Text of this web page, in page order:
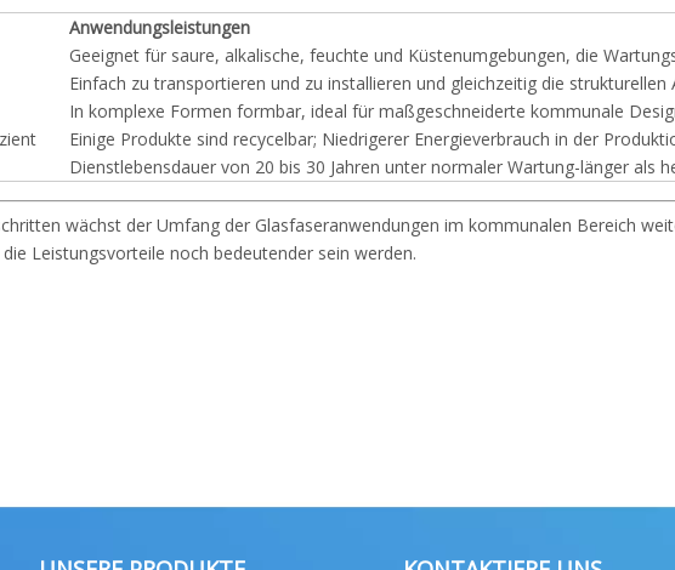
Anwendungsleistungen
Geeignet für saure, alkalische, feuchte und Küstenumgebungen, die
Einfach zu transportieren und zu installieren und gleichzeitig die strukturellen
In komplexe Formen formbar, ideal für maßgeschneiderte kommunale
Einige Produkte sind recycelbar; Niedrigerer Energieverbrauch in der
Dienstlebensdauer von 20 bis 30 Jahren unter normaler Wartung-länger als
wächst der Umfang der Glasfaseranwendungen im kommunalen Bereich
Leistungsvorteile noch bedeutender sein werden.